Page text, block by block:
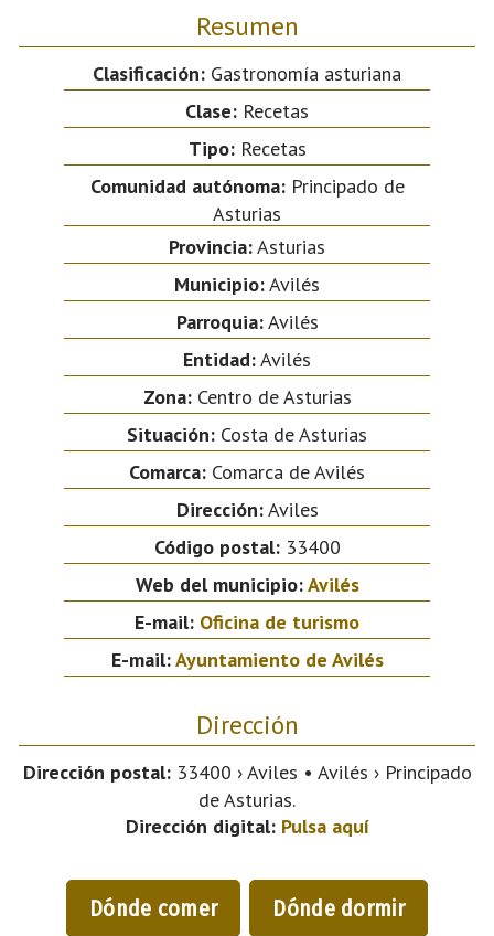
Resumen
Clasificación: Gastronomía asturiana
Clase: Recetas
Tipo:Recetas
Comunidad autónoma:Principado de
Asturias
Provincia:Asturias
Municipio:Avilés
Parroquia:Avilés
Entidad:Avilés
Zona:Centro de Asturias
Situación: Costa de Asturias
Comarca: Comarca de Avilés
Dirección:Aviles
Código postal:33400
Web del municipio:Avilés
E-mail: Oficina de turismo
E-mail:Ayuntamiento de Avilés
Dirección
Dirección postal:33400 › Aviles • Avilés › Principado
de Asturias.
Dirección digital: Pulsa aquí
Dónde comer Dónde dormir